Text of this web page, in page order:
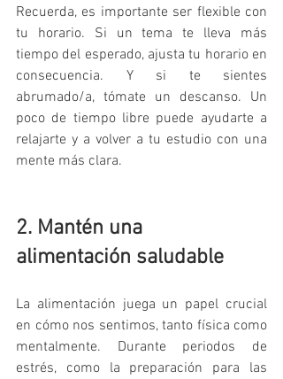
Recuerda, es importante ser flexible con
tu horario. Si un tema te lleva más
tiempo del esperado, ajusta tu horario en
consecuencia. Y si te sientes
abrumado/a, tómate un descanso. Un
poco de tiempo libre puede ayudarte a
relajarte y a volver a tu estudio con una
mente más clara.
2. Mantén una
alimentación saludable
La alimentación juega un papel crucial
en cómo nos sentimos, tanto física como
mentalmente. Durante periodos de
estrés, como la preparación para las